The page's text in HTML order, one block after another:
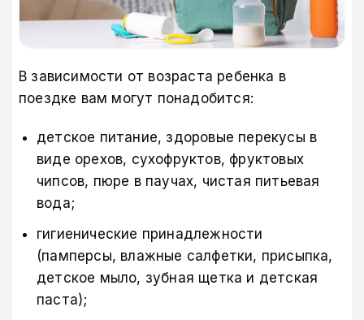
В зависимости от возраста ребенка в
поездке вам могут понадобится:
детское питание, здоровые перекусы в
виде орехов, сухофруктов, фруктовых
чипсов, пюре в паучах, чистая питьевая
вода;
гигиенические принадлежности
(памперсы, влажные салфетки, присыпка,
детское мыло, зубная щетка и детская
паста);